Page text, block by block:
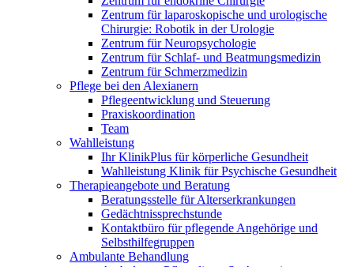
Zentrum für laparoskopische und urologische
Chirurgie: Robotik in der Urologie
Zentrum für Neuropsychologie
Zentrum für Schlaf- und Beatmungsmedizin
Zentrum für Schmerzmedizin
Pflege bei den Alexianern
Pflegeentwicklung und Steuerung
Praxiskoordination
Team
Wahlleistung
Ihr KlinikPlus für körperliche Gesundheit
Wahlleistung Klinik für Psychische Gesundheit
Therapieangebote und Beratung
Beratungsstelle für Alterserkrankungen
Gedächtnissprechstunde
Kontaktbüro für pflegende Angehörige und
Selbsthilfegruppen
Ambulante Behandlung